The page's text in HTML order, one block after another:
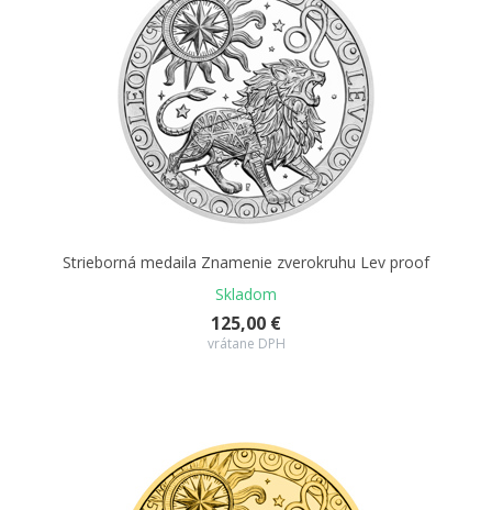
Strieborná medaila Znamenie zverokruhu Lev proof
Skladom
125,00 €
vrátane DPH